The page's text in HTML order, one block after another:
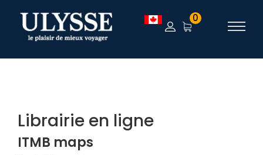
TEST 0
Librairie en ligne
ITMB maps